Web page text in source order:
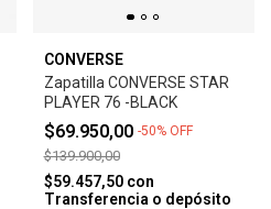
CONVERSE
Zapatilla CONVERSE STAR
PLAYER 76 -BLACK
$69.950,00 -50% OFF
$139.900,00
$59.457,50 con
Transferencia o depósito